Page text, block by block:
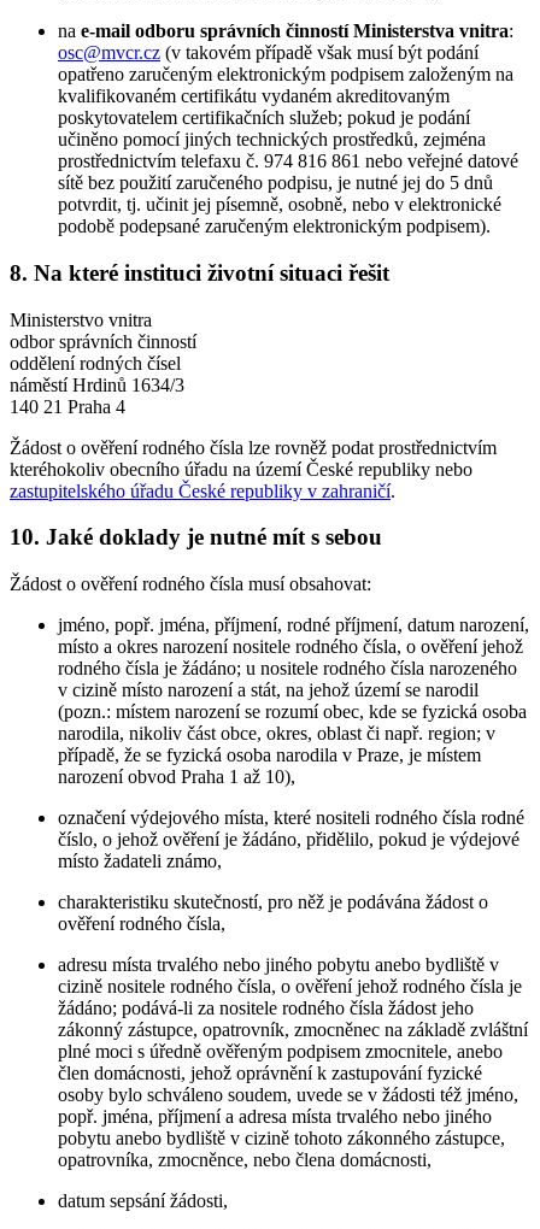
na e-mail odboru správních činností Ministerstva vnitra:
osc@mvcr.cz (v takovém případě však musí být podání
opatřeno zaručeným elektronickým podpisem založeným na
kvalifikovaném certifikátu vydaném akreditovaným
poskytovatelem certifikačních služeb; pokud je podání
učiněno pomocí jiných technických prostředků, zejména
prostřednictvím telefaxu č. 974 816 861 nebo veřejné datové
sítě bez použití zaručeného podpisu, je nutné jej do 5 dnů
potvrdit, tj. učinit jej písemně, osobně, nebo v elektronické
podobě podepsané zaručeným elektronickým podpisem).
8. Na které instituci životní situaci řešit
Ministerstvo vnitra
odbor správních činností
oddělení rodných čísel
náměstí Hrdinů 1634/3
140 21 Praha 4
Žádost o ověření rodného čísla lze rovněž podat prostřednictvím
kteréhokoliv obecního úřadu na území České republiky nebo
zastupitelského úřadu České republiky v zahraničí.
10. Jaké doklady je nutné mít s sebou
Žádost o ověření rodného čísla musí obsahovat:
jméno, popř. jména, příjmení, rodné příjmení, datum narození,
místo a okres narození nositele rodného čísla, o ověření jehož
rodného čísla je žádáno; u nositele rodného čísla narozeného
v cizině místo narození a stát, na jehož území se narodil
(pozn.: místem narození se rozumí obec, kde se fyzická osoba
narodila, nikoliv část obce, okres, oblast či např. region; v
případě, že se fyzická osoba narodila v Praze, je místem
narození obvod Praha 1 až 10),
označení výdejového místa, které nositeli rodného čísla rodné
číslo, o jehož ověření je žádáno, přidělilo, pokud je výdejové
místo žadateli známo,
charakteristiku skutečností, pro něž je podávána žádost o
ověření rodného čísla,
adresu místa trvalého nebo jiného pobytu anebo bydliště v
cizině nositele rodného čísla, o ověření jehož rodného čísla je
žádáno; podává-li za nositele rodného čísla žádost jeho
zákonný zástupce, opatrovník, zmocněnec na základě zvláštní
plné moci s úředně ověřeným podpisem zmocnitele, anebo
člen domácnosti, jehož oprávnění k zastupování fyzické
osoby bylo schváleno soudem, uvede se v žádosti též jméno,
popř. jména, příjmení a adresa místa trvalého nebo jiného
pobytu anebo bydliště v cizině tohoto zákonného zástupce,
opatrovníka, zmocněnce, nebo člena domácnosti,
datum sepsání žádosti,